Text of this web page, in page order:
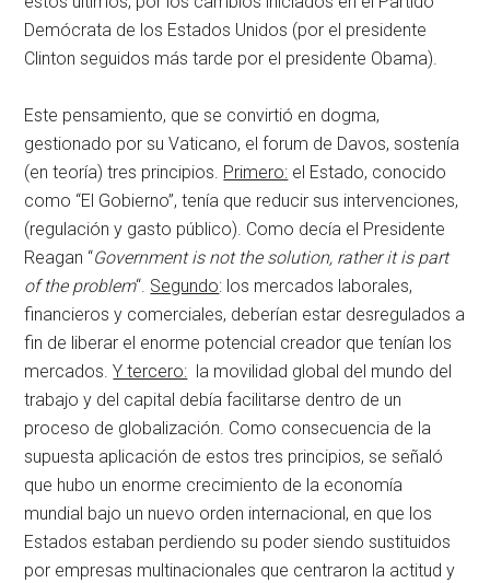
Demócrata de los Estados Unidos (por el presidente
Clinton seguidos más tarde por el presidente Obama).
Este pensamiento, que se convirtió en dogma,
gestionado por su Vaticano, el forum de Davos, sostenía
(en teoría) tres principios. Primero: el Estado, conocido
como “El Gobierno”, tenía que reducir sus intervenciones,
(regulación y gasto público). Como decía el Presidente
Reagan “Government is not the solution, rather it is part
of the problem“. Segundo: los mercados laborales,
financieros y comerciales, deberían estar desregulados a
fin de liberar el enorme potencial creador que tenían los
mercados.Y tercero: la movilidad global del mundo del
trabajo y del capital debía facilitarse dentro de un
proceso de globalización. Como consecuencia de la
supuesta aplicación de estos tres principios, se señaló
que hubo un enorme crecimiento de la economía
mundial bajo un nuevo orden internacional, en que los
Estados estaban perdiendo su poder siendo sustituidos
por empresas multinacionales que centraron la actitud y